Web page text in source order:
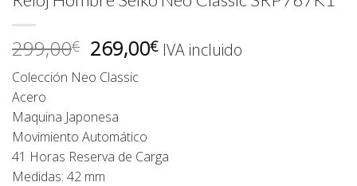
299,00€ El
precio
original
299,00€.
269,00€ElIVA incluido
Colección Neo Classic
Acero
Maquina Japonesa
Movimiento Automático
41 Horas Reserva de Carga
Medidas: 42 mm